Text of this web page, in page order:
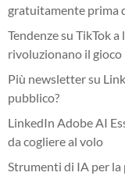
gratuitamente prima
Tendenze su TikTok
rivoluzionano il gioco
Più newsletter su
pubblico?
LinkedIn Adobe AI
da cogliere al volo
Strumenti di IA per